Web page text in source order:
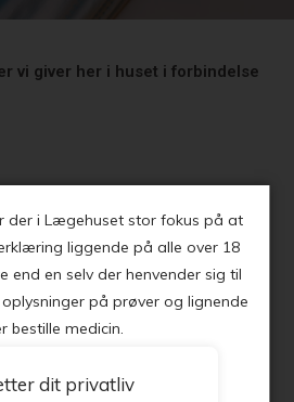
vi giver her i huset i forbindelse
koster kr. 200,-
- Hepatitis vacciner afhentes på
dit privatliv
der i Lægehuset stor fokus på at
liggende på alle over 18
end en selv der henvender sig til
på prøver og lignende
bestille medicin.
Luk